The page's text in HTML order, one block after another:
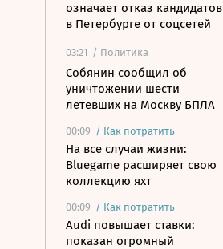
означает отказ кандидатов
в Петербурге от соцсетей
03:21 / Политика
Собянин сообщил об
уничтожении шести
летевших на Москву БПЛА
00:09 / Как потратить
На все случаи жизни:
Bluegame расширяет свою
коллекцию яхт
00:09 / Как потратить
Audi повышает ставки:
показан огромный